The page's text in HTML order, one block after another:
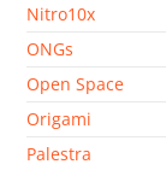
Nitro10x
ONGs
Open Space
Origami
Palestra